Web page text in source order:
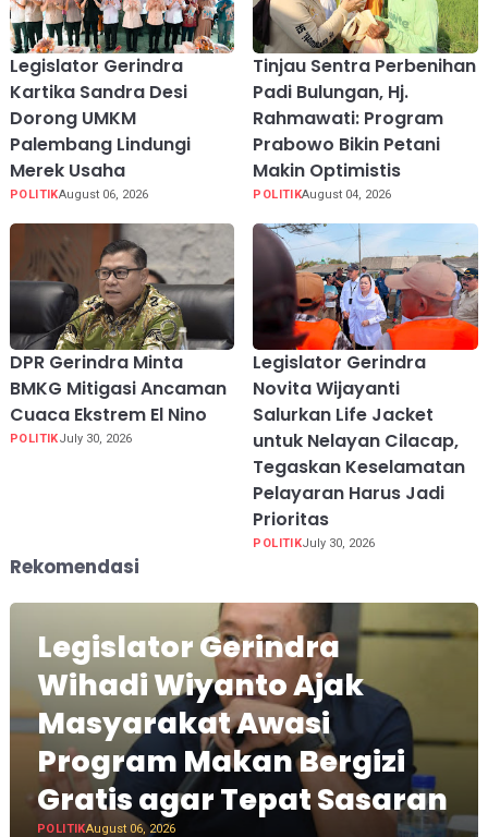
Legislator Gerindra
Kartika Sandra Desi
Dorong UMKM
Palembang Lindungi
Merek Usaha
POLITIKAugust 06, 2026
Tinjau Sentra Perbenihan
Padi Bulungan, Hj.
Rahmawati: Program
Prabowo Bikin Petani
Makin Optimistis
POLITIKAugust 04, 2026
DPR Gerindra Minta
BMKG Mitigasi Ancaman
Cuaca Ekstrem El Nino
POLITIKJuly 30, 2026
Legislator Gerindra
Novita Wijayanti
Salurkan Life Jacket
untuk Nelayan Cilacap,
Tegaskan Keselamatan
Pelayaran Harus Jadi
Prioritas
POLITIKJuly 30, 2026
Rekomendasi
Legislator Gerindra
Wihadi Wiyanto Ajak
Masyarakat Awasi
Program Makan Bergizi
Gratis agar Tepat Sasaran
POLITIKAugust 06, 2026